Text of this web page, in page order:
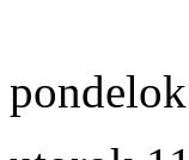
pondelok